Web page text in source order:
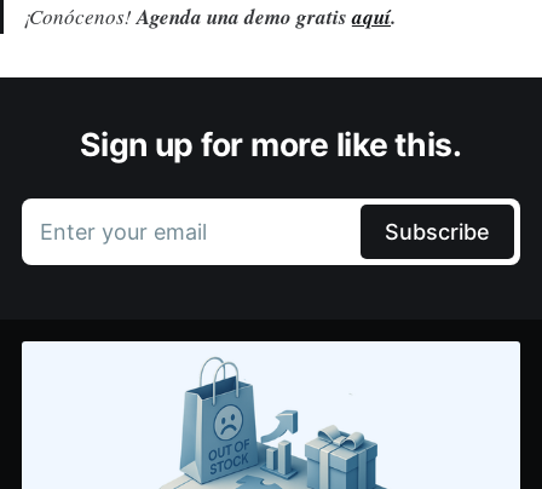
¡Conócenos!Agenda una demo gratisaquí.
Sign up for more like this.
Enter your email Subscribe